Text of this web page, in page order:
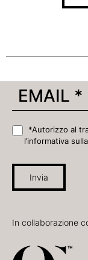
*Autorizzo al
l’informativa
Invia
In collaborazione